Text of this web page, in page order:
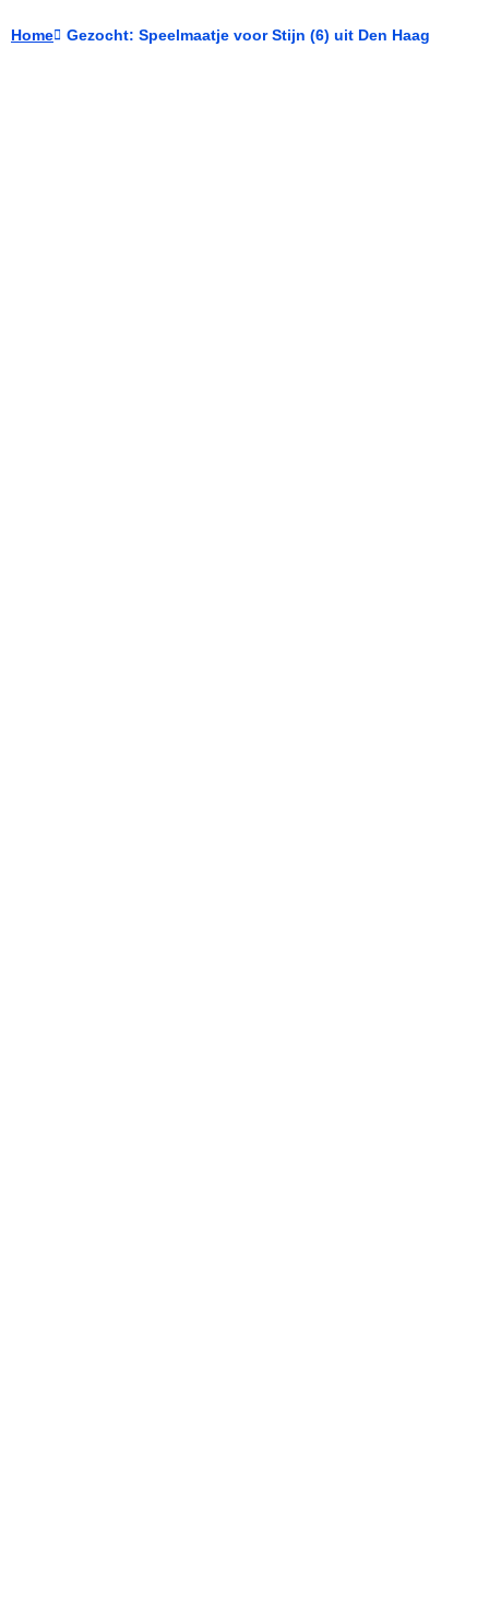
Home Gezocht: Speelmaatje voor Stijn (6) uit Den Haag